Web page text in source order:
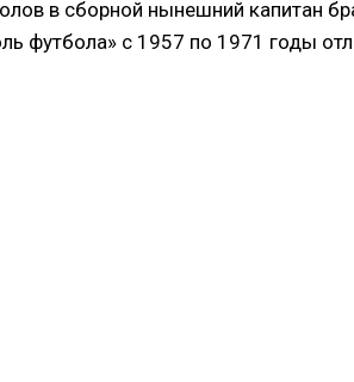
в сборной нынешний капитан
футбола» с 1957 по 1971 годы